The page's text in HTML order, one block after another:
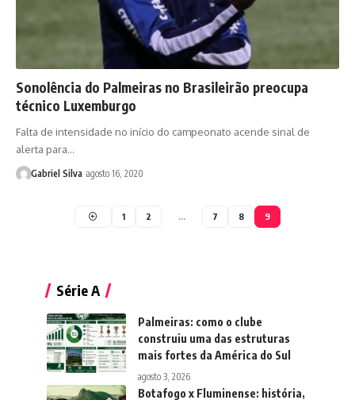
Sonolência do Palmeiras no Brasileirão preocupa
técnico Luxemburgo
Falta de intensidade no início do campeonato acende sinal de
alerta para…
Gabriel Silva agosto 16, 2020
1 2 … 7 8 9
Série A
Palmeiras: como o clube
construiu uma das estruturas
mais fortes da América do Sul
agosto 3, 2026
Botafogo x Fluminense: história,